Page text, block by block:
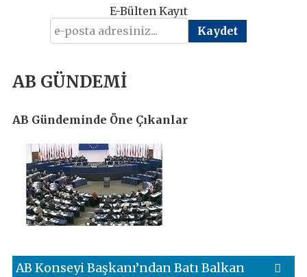
E-Bülten Kayıt
AB GÜNDEMİ
AB Gündeminde Öne Çıkanlar
AB Konseyi Başkanı’ndan Batı Balkan